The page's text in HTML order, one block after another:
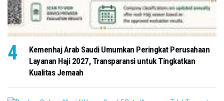
Kemenhaj Arab Saudi Umumkan Peringkat Perusahaan
Layanan Haji 2027, Transparansi untuk Tingkatkan
Kualitas Jemaah